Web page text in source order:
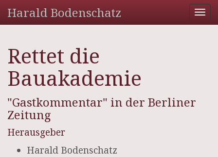
Harald Bodenschatz
Rettet die
Bauakademie
"Gastkommentar" in der Berliner
Zeitung
Herausgeber
Harald Bodenschatz